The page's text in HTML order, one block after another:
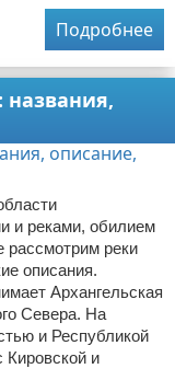
Подробнее
названия,
и реками, обилием
рассмотрим реки
описания.
Архангельская
Севера. На
и Республикой
Кировской и